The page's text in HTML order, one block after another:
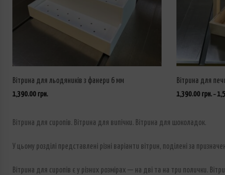
Вітрина для льодяників з фанери 6 мм
1,390.00 грн.
Вітрина для
1,390.00 грн.–
Вітрина для сиропів. Вітрина для випічки. Вітрина для шоколадок.
У цьому розділі представлені різні варіанти вітрин, поділені за
Вітрина для сиропів є у різних розмірах — на дві та на три полички.